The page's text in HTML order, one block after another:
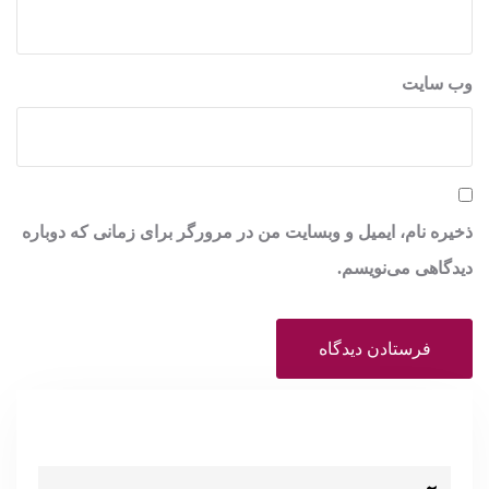
وب‌ سایت
ذخیره نام، ایمیل و وبسایت من در مرورگر برای زمانی که دوباره
دیدگاهی می‌نویسم.